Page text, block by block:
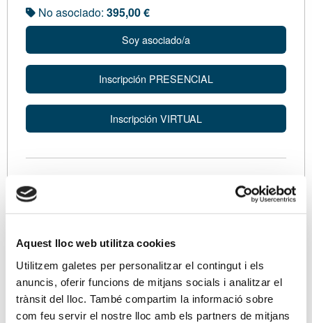
Aquest lloc web utilitza cookies
Utilitzem galetes per personalitzar el contingut i els
anuncis, oferir funcions de mitjans socials i analitzar el
trànsit del lloc. També compartim la informació sobre
com feu servir el nostre lloc amb els partners de mitjans
No asociado: 395,00 €
Soy asociado/a
Inscripción PRESENCIAL
Inscripción VIRTUAL
amb Rafael Olañeta Fernández-Grande, President
Titular de Dret Financer i Tributari.
Descripción